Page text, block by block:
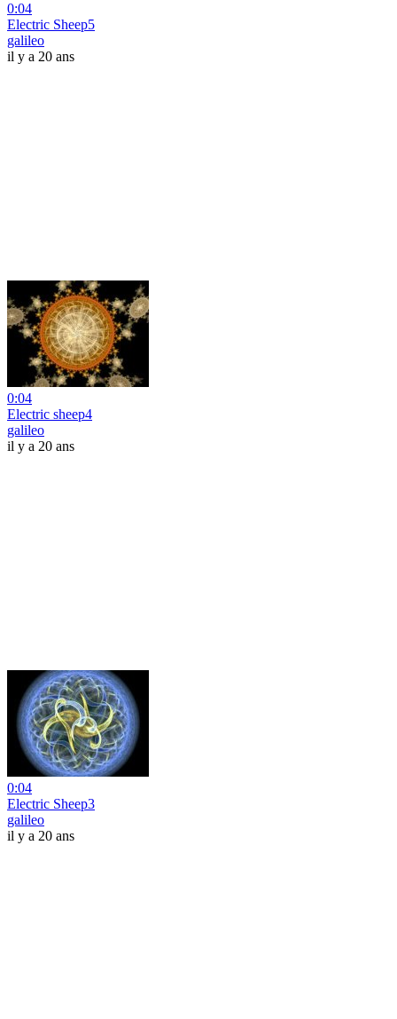
0:04
Electric Sheep5
galileo
il y a 20 ans
0:04
Electric sheep4
galileo
il y a 20 ans
0:04
Electric Sheep3
galileo
il y a 20 ans